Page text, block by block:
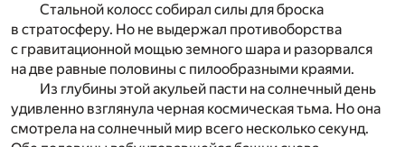
Стальной колосс собирал силы для броска
в стратосферу. Но не выдержал противоборства
с гравитационной мощью земного шара и разорвался
на две равные половины с пилообразными краями.
Из глубины этой акульей пасти на солнечный день
удивленно взглянула черная космическая тьма. Но она
смотрела на солнечный мир всего несколько секунд.